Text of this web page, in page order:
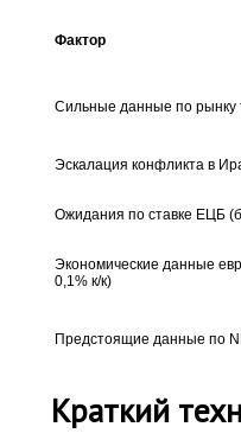
Фактор
Сильные данные по
Эскалация конфликта в
Ожидания по ставке ЕЦБ
Экономические данные
0,1% к/к)
Предстоящие данные по
Краткий